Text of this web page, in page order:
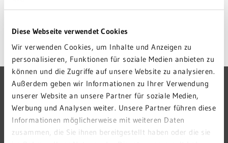
Diese Webseite verwendet Cookies
Wir verwenden Cookies, um Inhalte und Anzeigen zu
personalisieren, Funktionen für soziale Medien anbieten zu
können und die Zugriffe auf unsere Website zu analysieren.
Außerdem geben wir Informationen zu Ihrer Verwendung
unserer Website an unsere Partner für soziale Medien,
Werbung und Analysen weiter. Unsere Partner führen diese
Informationen möglicherweise mit weiteren Daten
zusammen, die Sie ihnen bereitgestellt haben oder die sie
GRN-VERBUND
GRN 4 FUTURE
VERANSTALTUNGEN
KARRIERE